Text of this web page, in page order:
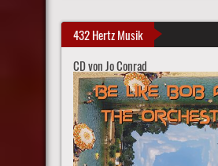
432 Hertz Musik
CD von Jo Conrad